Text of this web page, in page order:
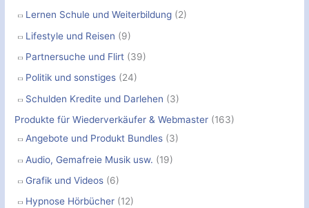
Lernen Schule und Weiterbildung (2)
Lifestyle und Reisen (9)
Partnersuche und Flirt (39)
Politik und sonstiges (24)
Schulden Kredite und Darlehen (3)
Produkte für Wiederverkäufer & Webmaster (163)
Angebote und Produkt Bundles (3)
Audio, Gemafreie Musik usw. (19)
Grafik und Videos (6)
Hypnose Hörbücher (12)